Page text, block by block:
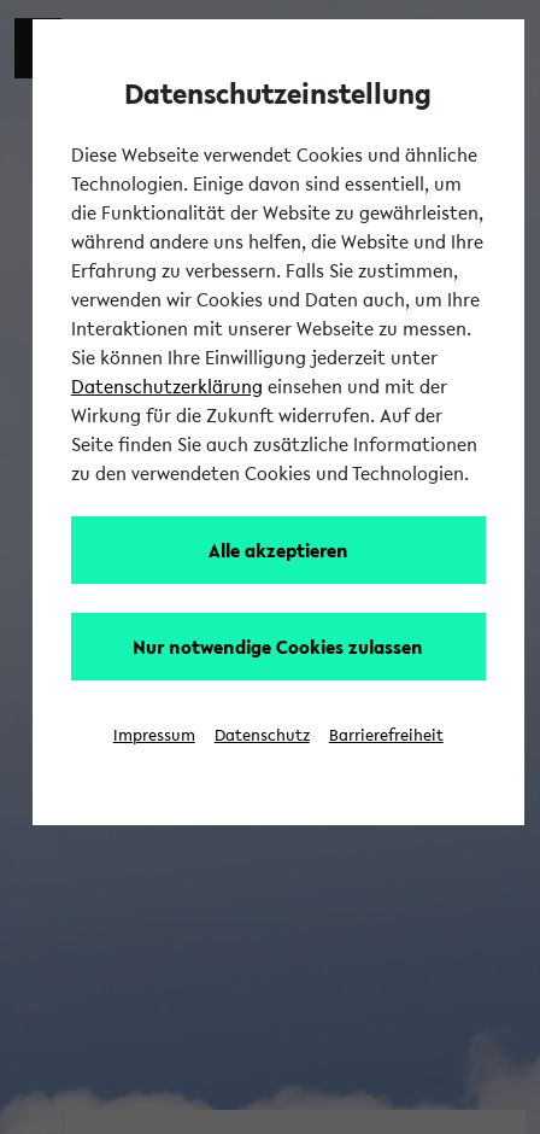
Datenschutzeinstellung
Diese Webseite verwendet Cookies und ähnliche
Technologien. Einige davon sind essentiell, um
die Funktionalität der Website zu gewährleisten,
während andere uns helfen, die Website und Ihre
Erfahrung zu verbessern. Falls Sie zustimmen,
verwenden wir Cookies und Daten auch, um Ihre
Interaktionen mit unserer Webseite zu messen.
Sie können Ihre Einwilligung jederzeit unter
Datenschutzerklärung einsehen und mit der
Wirkung für die Zukunft widerrufen. Auf der
Seite finden Sie auch zusätzliche Informationen
zu den verwendeten Cookies und Technologien.
Alle akzeptieren
Nur notwendige Cookies zulassen
Impressum Datenschutz Barrierefreiheit